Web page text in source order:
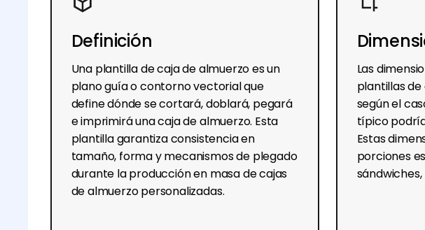
Definición
Una plantilla de caja de almuerzo es un
plano guía o contorno vectorial que
define dónde se cortará, doblará, pegará
e imprimirá una caja de almuerzo. Esta
plantilla garantiza consistencia en
tamaño, forma y mecanismos de plegado
durante la producción en masa de cajas
de almuerzo personalizadas.
Las
plantillas
según el
típico podría
Estas
porciones